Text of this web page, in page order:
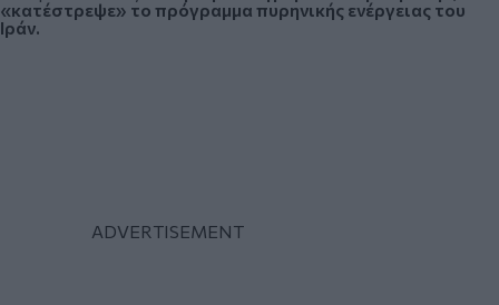
«κατέστρεψε» το πρόγραμμα πυρηνικής ενέργειας του
Ιράν.